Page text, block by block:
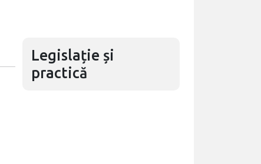
Legislație și
practică